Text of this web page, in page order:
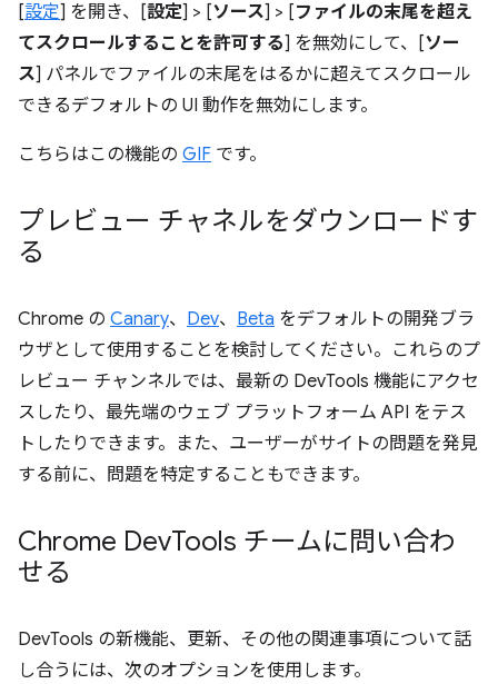
[設定] を開き、[設定] > [ソース] > [ファイルの末尾を超え
てスクロールすることを許可する] を無効にして、[ソー
ス] パネルでファイルの末尾をはるかに超えてスクロール
できるデフォルトの UI 動作を無効にします。
こちらはこの機能の GIF です。
プレビュー チャネルをダウンロードす
る
Chrome の Canary、 Dev、 Beta をデフォルトの開発ブラ
ウザとして使用することを検討してください。これらのプ
レビュー チャンネルでは、最新の DevTools 機能にアクセ
スしたり、最先端のウェブ プラットフォーム API をテス
トしたりできます。また、ユーザーがサイトの問題を発見
する前に、問題を特定することもできます。
Chrome DevTools チームに問い合わ
せる
DevTools の新機能、更新、その他の関連事項について話
し合うには、次のオプションを使用します。